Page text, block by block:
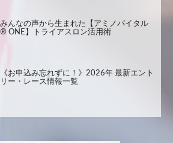
みんなの声から生まれた【アミノバイタル
® ONE】トライアスロン活用術
《お申込み忘れずに！》2026年 最新エント
リー・レース情報一覧